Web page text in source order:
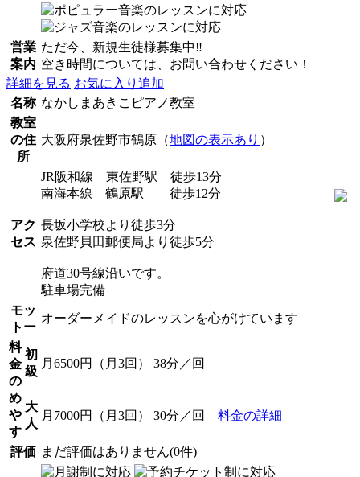
営業
案内
ただ今、新規生徒様募集中‼︎
空き時間については、お問い合わせください！
詳細を見る お気に入り追加
名称 なかしまあきこピアノ教室
教室
の住
所
大阪府泉佐野市鶴原（地図の表示あり ）
アク
セス
JR阪和線 東佐野駅 徒歩13分
南海本線 鶴原駅 徒歩12分
長坂小学校より徒歩3分
泉佐野貝田郵便局より徒歩5分
府道30号線沿いです。
駐車場完備
モッ
トー
オーダーメイドのレッスンを心がけています
料
金
の
め
や
す
初
級
月6500円（月3回） 38分／回
大
人
月7000円（月3回） 30分／回 料金の詳細
評価 まだ評価はありません(0件)